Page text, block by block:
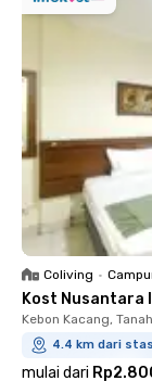
Coliving •
Kost Nusantara
Kebon Kacang,
4.4 km dari
mulai dari